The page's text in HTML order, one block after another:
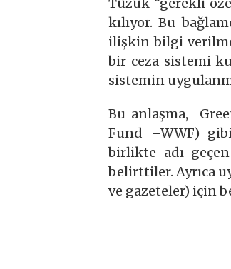
Tüzük “gerekli
kılıyor. Bu
ilişkin bilgi
bir ceza sistemi
sistemin
Bu anlaşma,
Fund –WWF)
birlikte adı geçen
belirttiler. Ayrıca
ve gazeteler) için